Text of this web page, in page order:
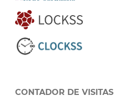
CONTADOR DE VISITAS